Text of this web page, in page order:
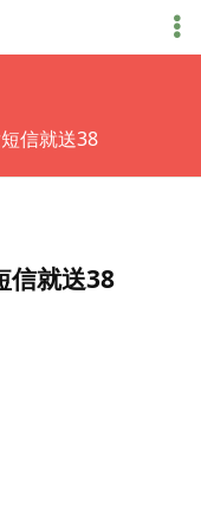
信就送38
信就送38